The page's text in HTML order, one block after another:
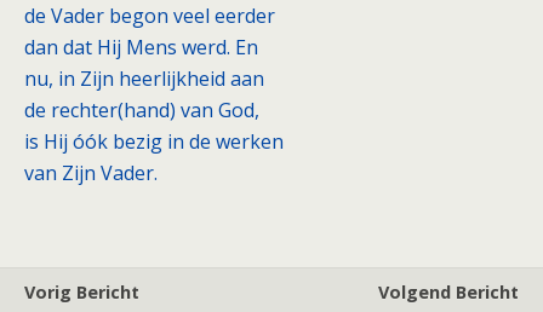
de Vader begon veel eerder
dan dat Hij Mens werd. En
nu, in Zijn heerlijkheid aan
de rechter(hand) van God,
is Hij óók bezig in de werken
van Zijn Vader.
Vorig Bericht
Volgend Bericht